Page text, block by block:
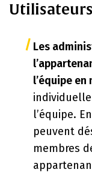
Utilisateurs
Les
l’équipe en
l’équipe.
peuvent
membres